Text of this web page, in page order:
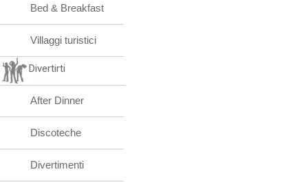
Bed & Breakfast
Villaggi turistici
Divertirti
After Dinner
Discoteche
Divertimenti